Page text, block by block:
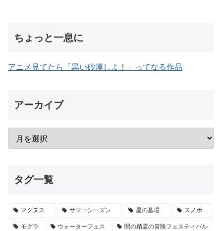
ちょっと一息に
アニメ見てたら「黒い砂漠しよ！」ってなる作品
アーカイブ
タグ一覧
マグヌス サマーシーズン 星の墓場 スノボ
モグラ ウォーターフェス 闇の精霊の冒険フェスティバル